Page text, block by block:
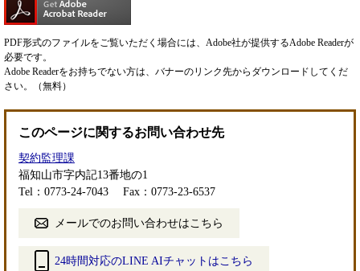
PDF形式のファイルをご覧いただく場合には、Adobe社が提供するAdobe Readerが
必要です。
Adobe Readerをお持ちでない方は、バナーのリンク先からダウンロードしてくだ
さい。（無料）
このページに関するお問い合わせ先
契約監理課
福知山市字内記13番地の1
Tel：0773-24-7043
Fax：0773-23-6537
メールでのお問い合わせはこちら
24時間対応のLINE AIチャットはこちら